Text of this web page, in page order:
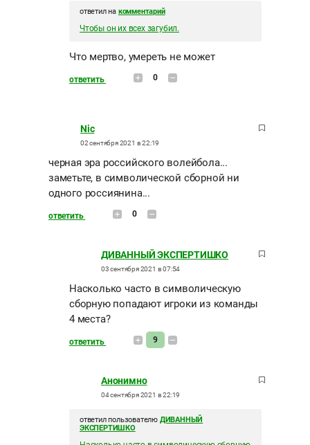
ответил на комментарий
Чтобы он их всех загубил.
Что мертво, умереть не может
ответить 0
Nic
02 сентября 2021 в 22:19
черная эра российского волейбола...
заметьте, в символической сборной ни
одного россиянина...
ответить 0
ДИВАННЫЙ ЭКСПЕРТИШКО
03 сентября 2021 в 07:54
Насколько часто в символическую
сборную попадают игроки из команды
4 места?
ответить 9
Анонимно
04 сентября 2021 в 22:19
ответил пользователю ДИВАННЫЙ
ЭКСПЕРТИШКО